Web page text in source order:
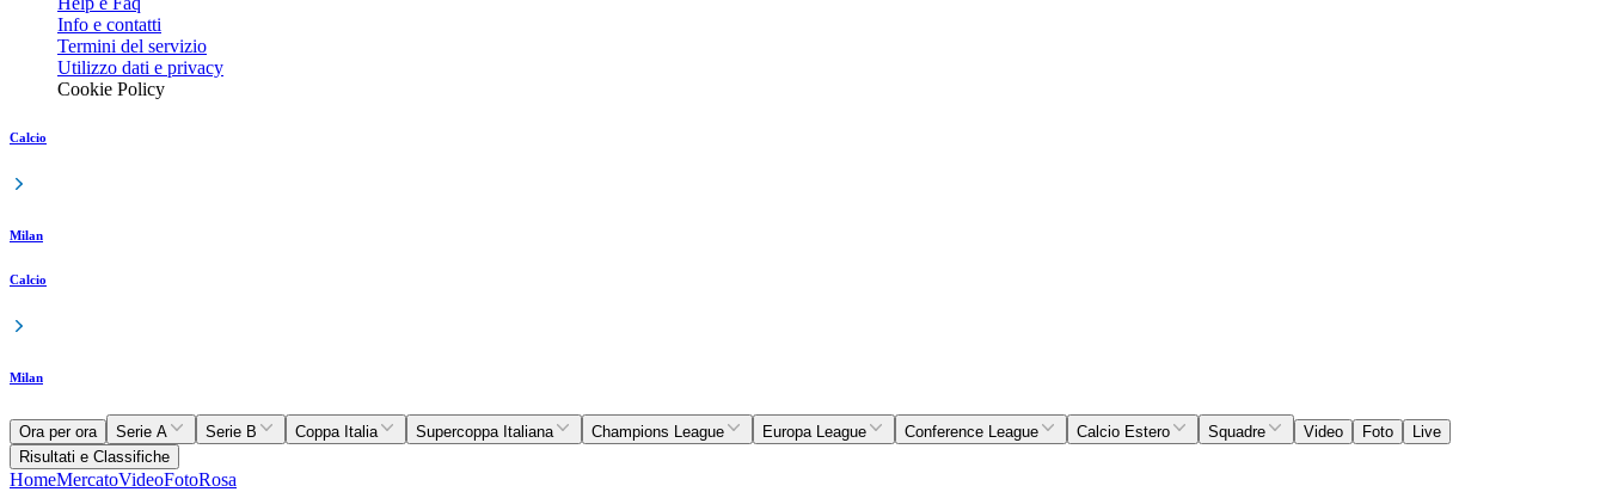
Info e contatti
Termini del servizio
Utilizzo dati e privacy
Cookie Policy
Calcio
Milan
Calcio
Milan
Ora per ora Serie A Serie B Coppa Italia Supercoppa Italiana Champions League Europa League Conference League Calcio Estero Squadre Video Foto
Live
Risultati e Classifiche
HomeMercatoVideoFotoRosa